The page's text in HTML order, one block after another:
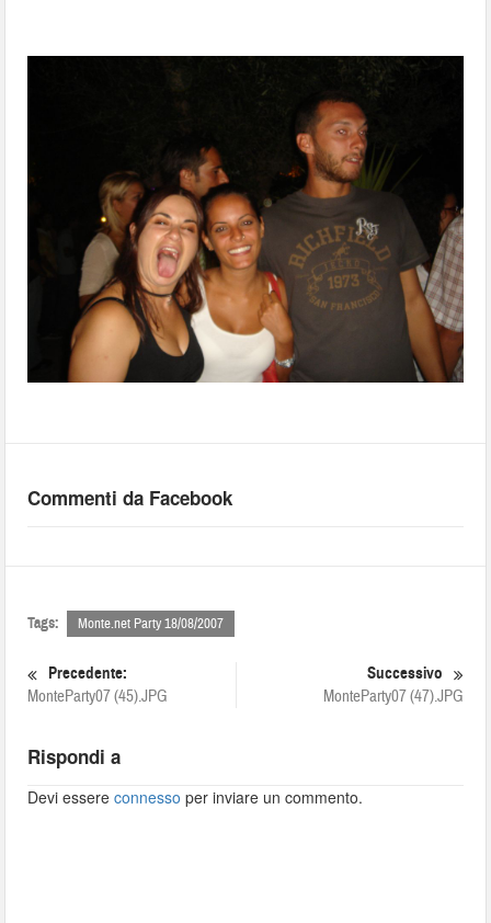
Commenti da Facebook
Tags: Monte.net Party 18/08/2007
Precedente:
MonteParty07 (45).JPG
Successivo
MonteParty07 (47).JPG
Rispondi a
Devi essereconnesso per inviare un commento.